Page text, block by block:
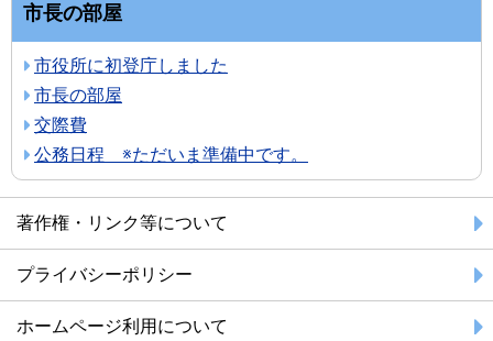
市長の部屋
市役所に初登庁しました
市長の部屋
交際費
公務日程 ※ただいま準備中です。
著作権・リンク等について
プライバシーポリシー
ホームページ利用について